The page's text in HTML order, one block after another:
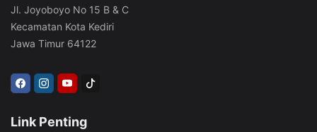
Jl. Joyoboyo No 15 B & C
Kecamatan Kota Kediri
Jawa Timur 64122
Link Penting